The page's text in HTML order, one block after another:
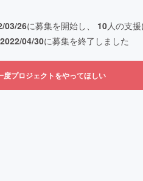
03/26に募集を開始し、 10人の支
2022/04/30に募集を終了しました
度プロジェクトをやってほしい